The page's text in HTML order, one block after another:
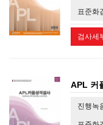
표준화
검사세
APL 커
진행녹